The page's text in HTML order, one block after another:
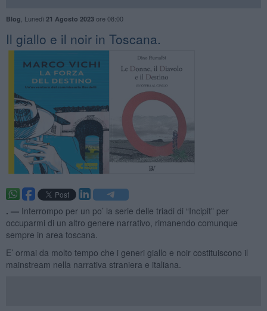
Blog Lunedì 21 Agosto 2023ore 08:00
​Il giallo e il noir in Toscana.
. — Interrompo per un po’ la serie delle triadi di “Incipit” per
occuparmi di un altro genere narrativo, rimanendo comunque
sempre in area toscana.
E’ ormai da molto tempo che i generi giallo e noir costituiscono il
mainstream nella narrativa straniera e italiana.